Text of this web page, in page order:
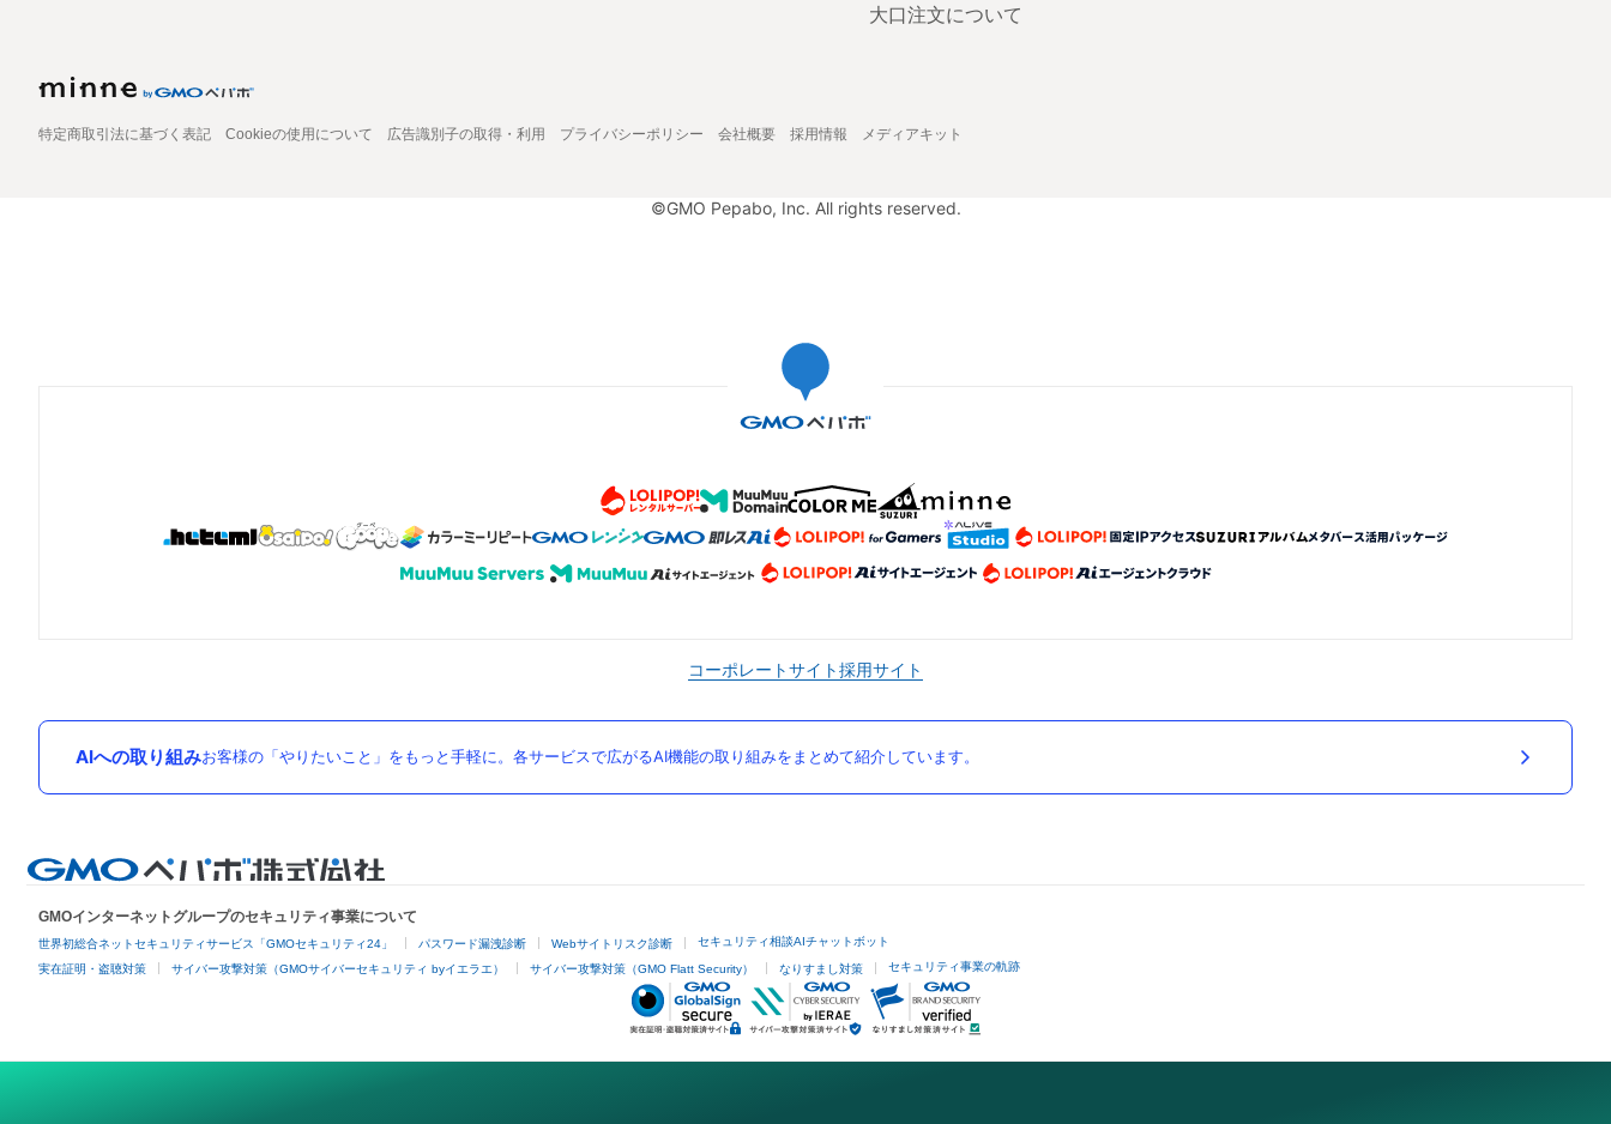
大口注文について
特定商取引法に基づく表記 Cookieの使用について 広告識別子の取得・利用 プライバシーポリシー 会社概要 採用情報 メディアキット
©GMO Pepabo, Inc. All rights reserved.
コーポレートサイト採用サイト
AIへの取り組みお客様の「やりたいこと」をもっと手軽に。各サービスで広がるAI機能の取り組みをまとめて紹介しています。
GMOインターネットグループのセキュリティ事業について
世界初総合ネットセキュリティサービス「GMOセキュリティ24」 パスワード漏洩診断 Webサイトリスク診断 セキュリティ相談AIチャットボット
実在証明・盗聴対策 サイバー攻撃対策（GMOサイバーセキュリティ byイエラエ） サイバー攻撃対策（GMO Flatt Security） なりすまし対策 セキュリティ事業の軌跡